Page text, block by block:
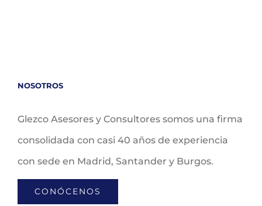
NOSOTROS
Glezco Asesores y Consultores somos una firma
consolidada con casi 40 años de experiencia
con sede en Madrid, Santander y Burgos.
CONÓCENOS